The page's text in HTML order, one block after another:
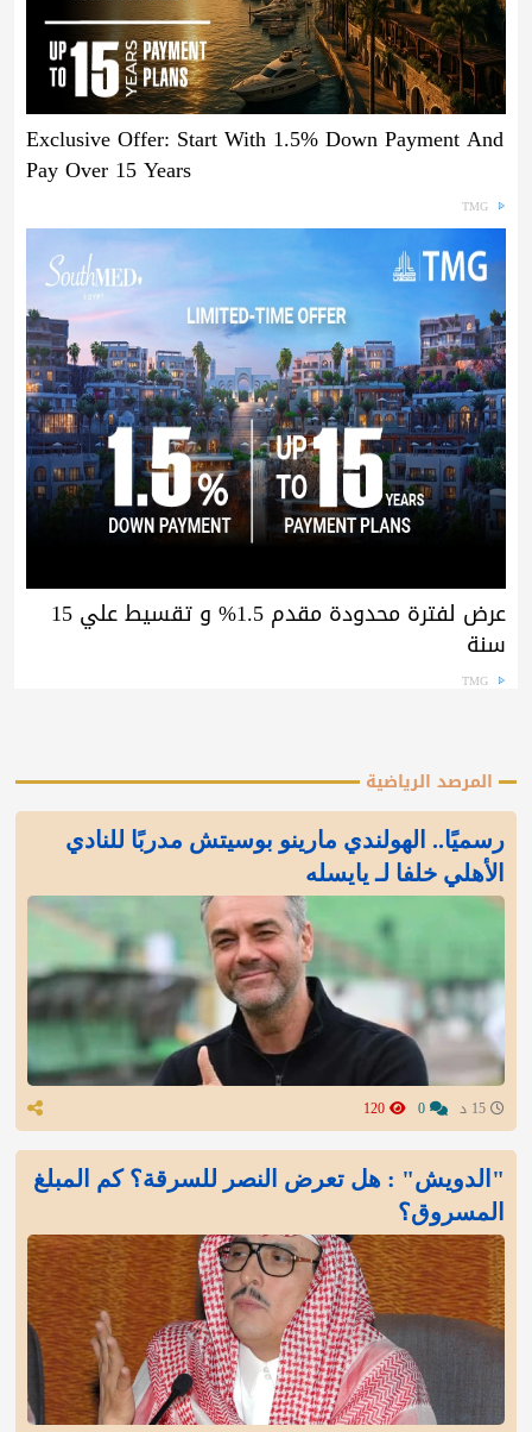
Exclusive Offer: Start With 1.5% Down Payment And
Pay Over 15 Years
TMG
عرض لفترة محدودة مقدم 1.5% و تقسيط علي 15
سنة
TMG
المرصد الرياضية
رسميًا.. الهولندي مارينو بوسيتش مدربًا للنادي
الأهلي خلفا لـ يايسله
"الدويش" : هل تعرض النصر للسرقة؟ كم المبلغ
المسروق؟